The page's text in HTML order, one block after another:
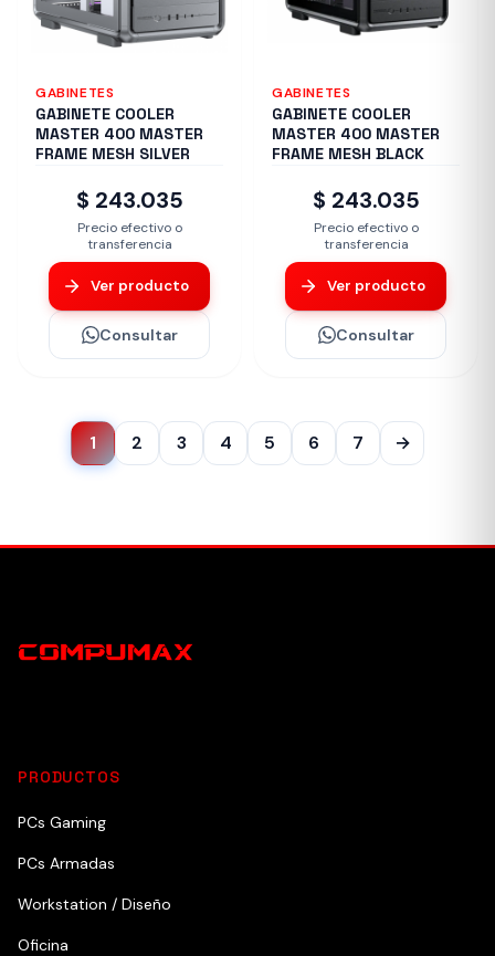
GABINETES
GABINETE COOLER
MASTER 400 MASTER
FRAME MESH SILVER
$ 243.035
Precio efectivo o
transferencia
Ver producto
Consultar
GABINETES
GABINETE COOLER
MASTER 400 MASTER
FRAME MESH BLACK
$ 243.035
Precio efectivo o
transferencia
Ver producto
Consultar
1 2 3 4 5 6 7 →
PRODUCTOS
PCs Gaming
PCs Armadas
Workstation / Diseño
Oficina